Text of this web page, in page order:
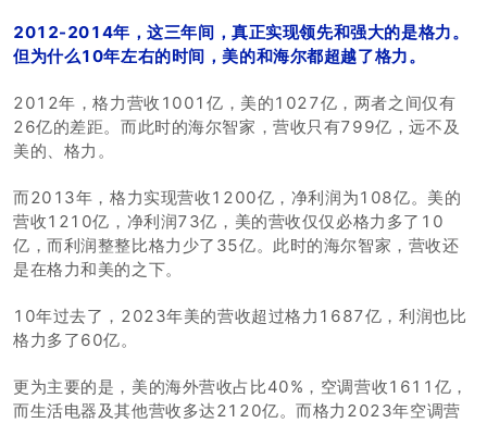
2012-2014年，这三年间，真正实现领先和强大的是格力。
但为什么10年左右的时间，美的和海尔都超越了格力。
2012年，格力营收1001亿，美的1027亿，两者之间仅有
26亿的差距。而此时的海尔智家，营收只有799亿，远不及
美的、格力。
而2013年，格力实现营收1200亿，净利润为108亿。美的
营收1210亿，净利润73亿，美的营收仅仅必格力多了10
亿，而利润整整比格力少了35亿。此时的海尔智家，营收还
是在格力和美的之下。
10年过去了，2023年美的营收超过格力1687亿，利润也比
格力多了60亿。
更为主要的是，美的海外营收占比40%，空调营收1611亿，
而生活电器及其他营收多达2120亿。而格力2023年空调营